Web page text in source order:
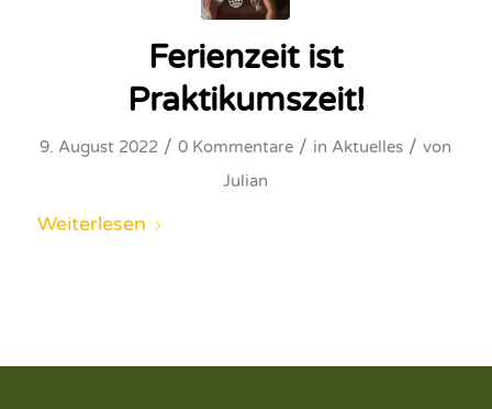
Ferienzeit ist
Praktikumszeit!
9. August 2022 / 0 Kommentare / in Aktuelles / von
Julian
Weiterlesen